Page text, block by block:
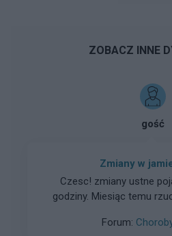
ZOBACZ INNE
gość
Zmiany w
Czesc! zmiany ustne
godziny. Miesiąc temu
Odcisnęły mi się zęby, mam
Forum: